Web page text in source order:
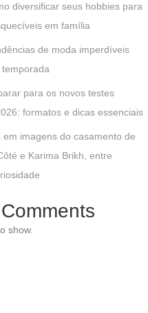
diversificar seus hobbies para
em família
de moda imperdíveis
para os novos testes
formatos e dicas essenciais
em imagens do casamento de
e Karima Brikh, entre
show.